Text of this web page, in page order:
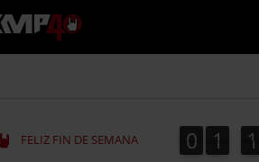
EMP
-
Música,
Merch
FELIZ FIN DE SEMANA 0
0 1
1 1
1